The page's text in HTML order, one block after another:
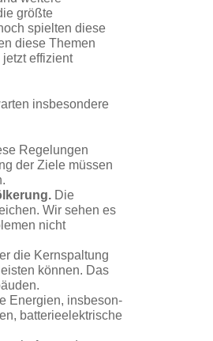
größte
spielten diese
diese Themen
effi­zient
insbesondere
Regelungen
der Ziele müssen
Die
Wir sehen es
nicht
die Kernspaltung
können. Das
Energien, insbeson­
batterieelektrische